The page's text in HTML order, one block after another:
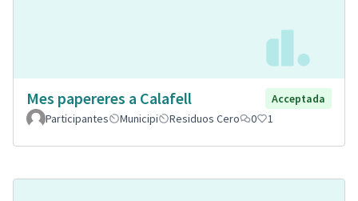
Mes papereres a Calafell
Acceptada
Participantes
Municipi Residuos Cero 0 1